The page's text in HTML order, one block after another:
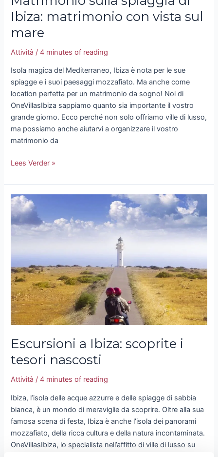
Ibiza: matrimonio con vista sul
mare
Attività /4 minutes of reading
Isola magica del Mediterraneo, Ibiza è nota per le sue
spiagge e i suoi paesaggi mozzafiato. Ma anche come
location perfetta per un matrimonio da sogno! Noi di
OneVillasIbiza sappiamo quanto sia importante il vostro
grande giorno. Ecco perché non solo offriamo ville di lusso,
ma possiamo anche aiutarvi a organizzare il vostro
matrimonio da
Lees Verder »
Escursioni a Ibiza: scoprite i
tesori nascosti
Attività /4 minutes of reading
Ibiza, l’isola delle acque azzurre e delle spiagge di sabbia
bianca, è un mondo di meraviglie da scoprire. Oltre alla sua
famosa scena di festa, Ibiza è anche l’isola dei panorami
mozzafiato, della ricca cultura e della natura incontaminata.
OneVillasIbiza, lo specialista nell’affitto di ville di lusso su
Escursioni
a
Ibiza:
tesori
nascosti